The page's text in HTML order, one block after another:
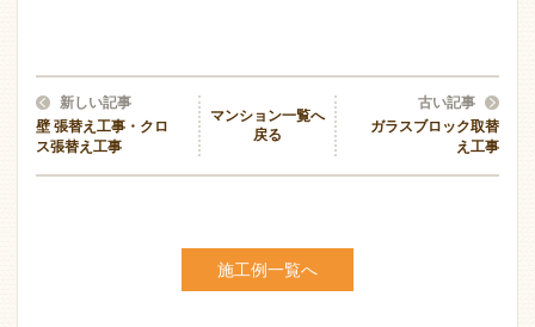
新しい記事
壁 張替え工事・クロ
ス張替え工事
マンション一覧へ
戻る
古い記事
ガラスブロック取替
え工事
施工例一覧へ